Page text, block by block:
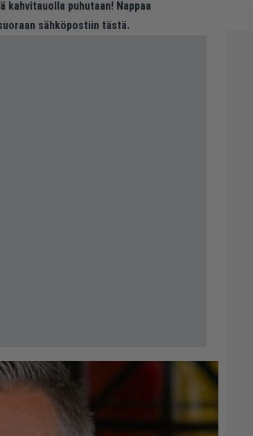
puhutaan! Nappaa
sähköpostiin tästä.